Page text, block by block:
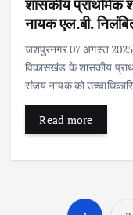
शासकीय प्राथमिक
नायक एल.बी.
जशपुरनगर 07 अगस्त 2025/
विकासखंड के शासकीय
संजय नायक को
Read more